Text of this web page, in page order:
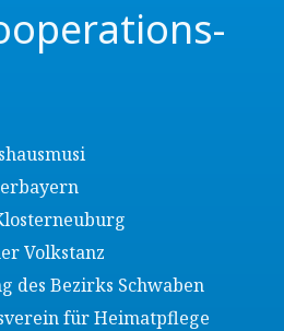
Volkstanz
des Bezirks Schwaben
für Heimatpflege